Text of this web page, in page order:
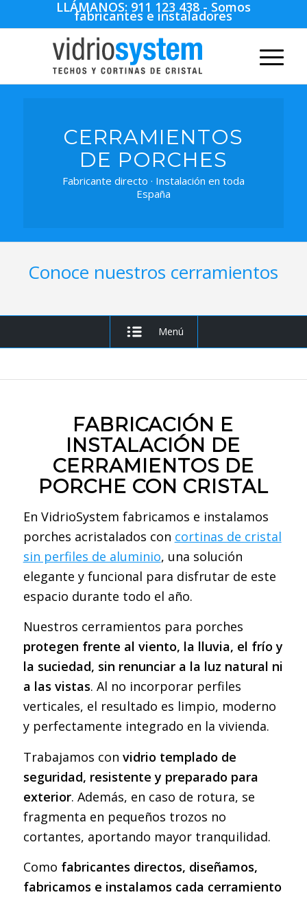
LLÁMANOS: 911 123 438 - Somos
fabricantes e instaladores
CERRAMIENTOS
DE PORCHES
Fabricante directo · Instalación en toda
España
Conoce nuestros cerramientos
Menú
FABRICACIÓN E
INSTALACIÓN DE
CERRAMIENTOS DE
PORCHE CON CRISTAL
En VidrioSystem fabricamos e instalamos
porches acristalados con cortinas de cristal
sin perfiles de aluminio, una solución
elegante y funcional para disfrutar de este
espacio durante todo el año.
Nuestros cerramientos para porches
protegen frente al viento, la lluvia, el frío y
la suciedad, sin renunciar a la luz natural ni
a las vistas. Al no incorporar perfiles
verticales, el resultado es limpio, moderno
y perfectamente integrado en la vivienda.
Trabajamos con vidrio templado de
seguridad, resistente y preparado para
exterior. Además, en caso de rotura, se
fragmenta en pequeños trozos no
cortantes, aportando mayor tranquilidad.
Como fabricantes directos, diseñamos,
fabricamos e instalamos cada cerramiento